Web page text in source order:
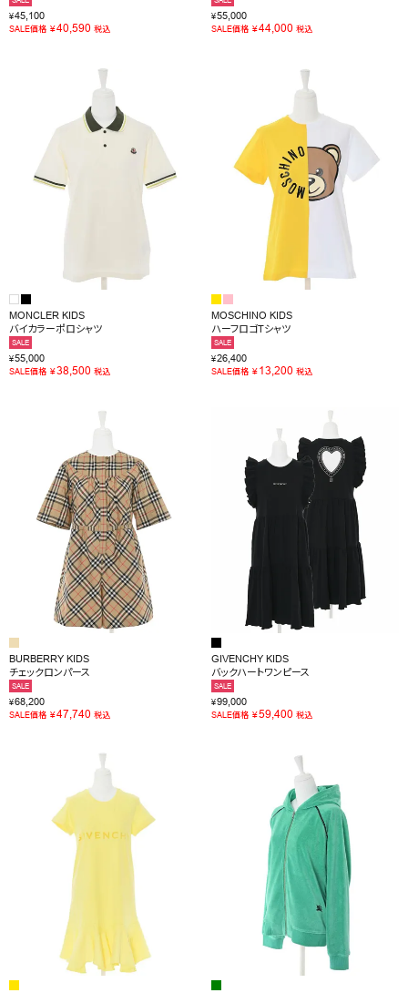
¥45,100
SALE価格 ¥40,590 税込
¥55,000
SALE価格 ¥44,000 税込
MONCLER KIDS
バイカラーポロシャツ
SALE
¥55,000
SALE価格 ¥38,500 税込
MOSCHINO KIDS
ハーフロゴTシャツ
SALE
¥26,400
SALE価格 ¥13,200 税込
BURBERRY KIDS
チェックロンパース
SALE
¥68,200
SALE価格 ¥47,740 税込
GIVENCHY KIDS
バックハートワンピース
SALE
¥99,000
SALE価格 ¥59,400 税込